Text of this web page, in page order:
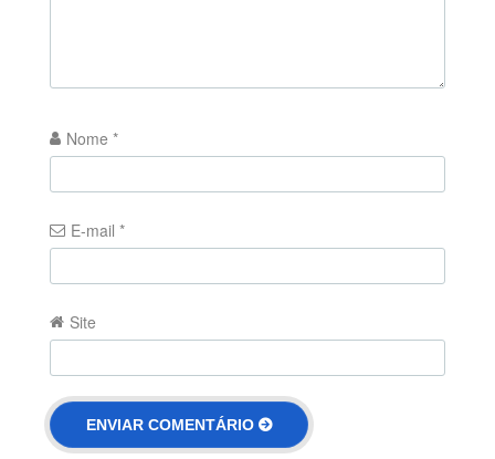
Nome *
E-mail *
Site